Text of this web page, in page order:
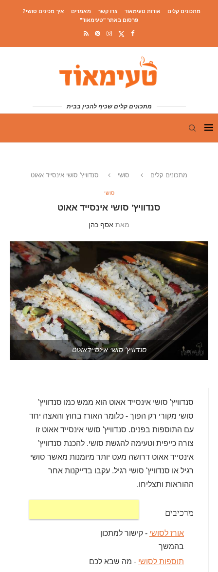
מתכונים קלים אודות טעימאוד צרו קשר מאמרים
איך מכינים סושי?
פרסום באתר "טעימאוד"
מתכונים קלים שכיף להכין בבית
מתכונים קלים סושי סנדוויץ' סושי אינסייד אאוט
סושי
סנדוויץ' סושי אינסייד אאוט
מאת אסף כהן
סנדוויץ' סושי אינסיידאאוט
סנדוויץ' סושי אינסייד אאוט הוא ממש כמו סנדוויץ'
סושי מקורי רק הפוך - כלומר האורז בחוץ והאצה יחד
עם התוספות בפנים. סנדוויץ' סושי אינסייד אאוט זו
צורה כייפית וטעימה להגשת סושי. להכנת סנדוויץ'
אינסייד אאוט דרושה מעט יותר מיומנות מאשר סושי
רגיל או סנדוויץ' סושי רגיל. עקבו בדייקנות אחר
ההוראות ותצליחו.
מרכיבים
אורז לסושי - קישור למתכון
בהמשך
תוספות לסושי - מה שבא לכם